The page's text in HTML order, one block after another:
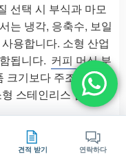
선택 시 부식과 마모
는 냉각, 응축수, 보일
용합니다. 소형 산업
됩니다. 커피 머신 부
기보다 주조 정확도
스테인리스 임펠러
견적 받기 연락하다